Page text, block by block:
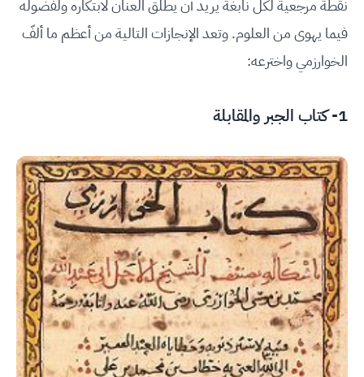
نقطة مرجعية لكل نابغة يريد أن يطلق العنان لابتكاره ولفضوله
فيما يهوى من العلوم. وتعد الإنجازات التالية من أعظم ما ألفّ
الخوارزمي واخترعه:
1- كتاب الجبر والمقابلة